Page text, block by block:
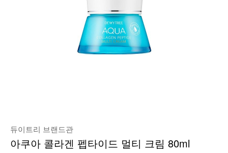
듀이트리 브랜드관
아쿠아 콜라겐 펩타이드 멀티 크림 80ml